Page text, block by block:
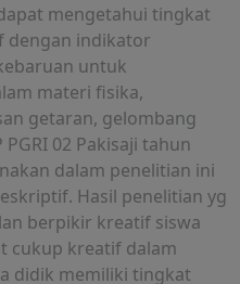
mengetahui tingkat
dengan indikator
untuk
materi fisika,
getaran, gelombang
02 Pakisaji tahun
dalam penelitian ini
Hasil penelitian yg
berpikir kreatif siswa
cukup kreatif dalam
didik memiliki tingkat